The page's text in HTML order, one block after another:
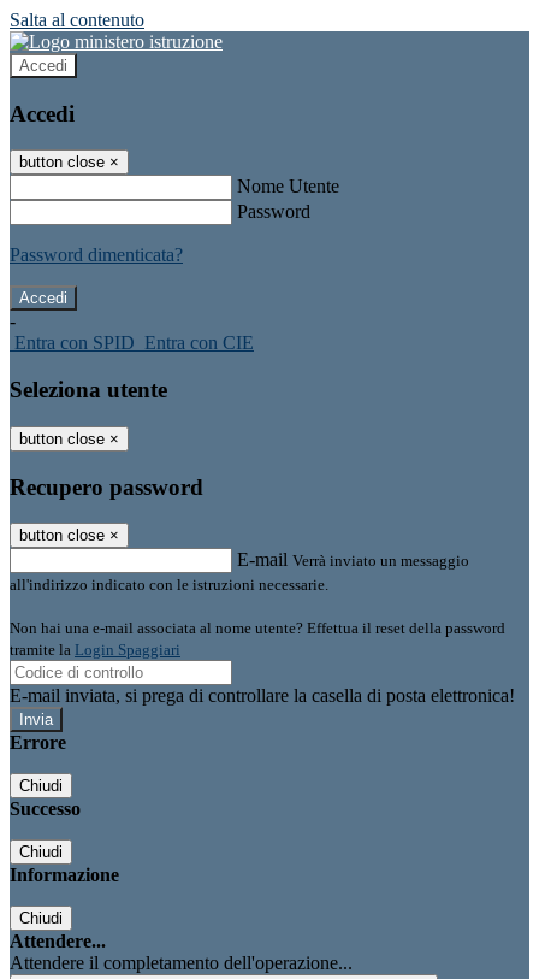
Salta al contenuto
Accedi
Accedi
button close ×
Nome Utente
Password
Password dimenticata?
-
Entra con SPID Entra con CIE
Seleziona utente
button close ×
Recupero password
button close ×
E-mail Verrà inviato un messaggio
all'indirizzo indicato con le istruzioni necessarie.
Non hai una e-mail associata al nome utente? Effettua il reset della password
tramite la Login Spaggiari
E-mail inviata, si prega di controllare la casella di posta elettronica!
Errore
Chiudi
Successo
Chiudi
Informazione
Chiudi
Attendere...
Attendere il completamento dell'operazione...